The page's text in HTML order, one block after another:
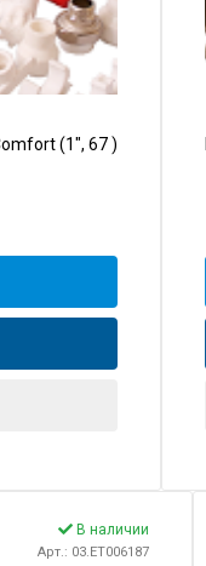
(1", 67 )
В наличии
Арт.: 03.ET006187